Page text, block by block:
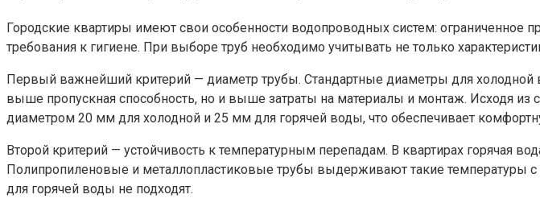
Городские квартиры имеют свои особенности водопроводных систем: ограниченное
требования к гигиене. При выборе труб необходимо учитывать не только
Первый важнейший критерий — диаметр трубы. Стандартные диаметры для
выше пропускная способность, но и выше затраты на материалы и монтаж. Исходя из
диаметром 20 мм для холодной и 25 мм для горячей воды, что обеспечивает
Второй критерий — устойчивость к температурным перепадам. В квартирах горячая
Полипропиленовые и металлопластиковые трубы выдерживают такие температуры
для горячей воды не подходят.